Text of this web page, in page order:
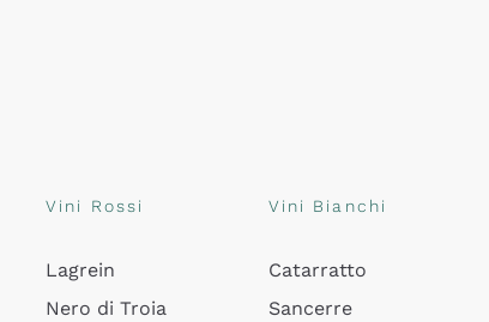
Vini Rossi
Lagrein
Nero di Troia
Vini Bianchi
Catarratto
Sancerre